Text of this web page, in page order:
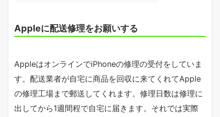
Appleに配送修理をお願いする
AppleはオンラインでiPhoneの修理の受付をしていま
す。配送業者が自宅に商品を回収に来てくれてApple
の修理工場まで郵送してくれます。修理日数は修理に
出してから1週間程で自宅に届きます。それでは実際